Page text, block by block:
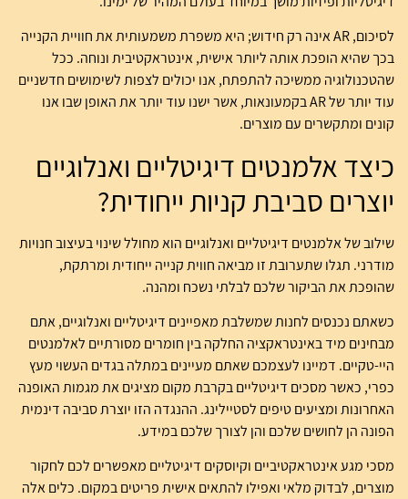
לסיכום, AR אינה רק חידוש; היא משפרת משמעותית את חוויית הקנייה
בכך שהיא הופכת אותה ליותר אישית, אינטראקטיבית ונוחה. ככל
שהטכנולוגיה ממשיכה להתפתח, אנו יכולים לצפות לשימושים חדשניים
עוד יותר של AR בקמעונאות, אשר ישנו עוד יותר את האופן שבו אנו
קונים ומתקשרים עם מוצרים.
כיצד אלמנטים דיגיטליים ואנלוגיים
יוצרים סביבת קניות ייחודית?
שילוב של אלמנטים דיגיטליים ואנלוגיים הוא מחולל שינוי בעיצוב חנויות
מודרני. תגלו שתערובת זו מביאה חווית קנייה ייחודית ומרתקת,
שהופכת את הביקור שלכם לבלתי נשכח ומהנה.
כשאתם נכנסים לחנות שמשלבת מאפיינים דיגיטליים ואנלוגיים, אתם
מבחינים מיד באינטראקציה החלקה בין חומרים מסורתיים לאלמנטים
היי-טקיים. דמיינו לעצמכם שאתם מעיינים במתלה בגדים העשוי מעץ
כפרי, כאשר מסכים דיגיטליים בקרבת מקום מציגים את מגמות האופנה
האחרונות ומציעים טיפים לסטיילינג. ההנגדה הזו יוצרת סביבה דינמית
הפונה הן לחושים שלכם והן לצורך שלכם במידע.
מסכי מגע אינטראקטיביים וקיוסקים דיגיטליים מאפשרים לכם לחקור
מוצרים, לבדוק מלאי ואפילו להתאים אישית פריטים במקום. כלים אלה